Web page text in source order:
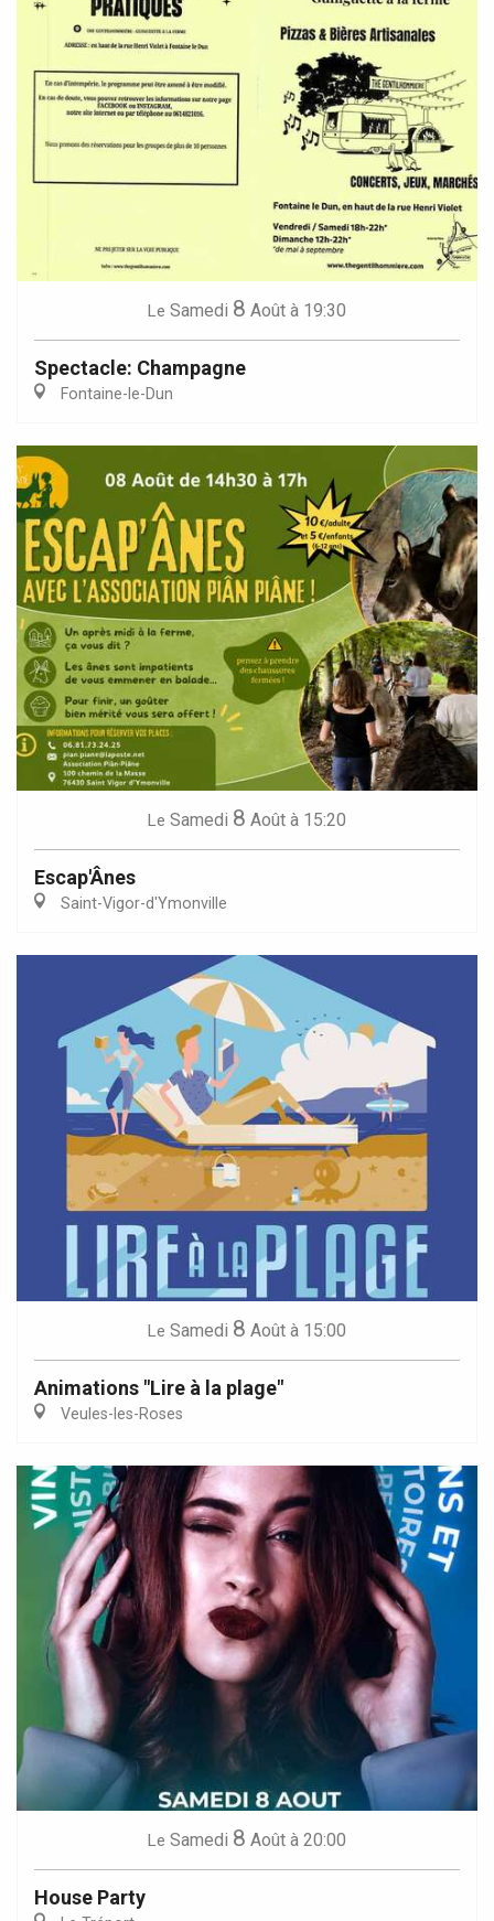
Le Samedi 8 Août à 19:30
Spectacle: Champagne
Fontaine-le-Dun
Le Samedi 8 Août à 15:20
Escap'Ânes
Saint-Vigor-d'Ymonville
Le Samedi 8 Août à 15:00
Animations "Lire à la plage"
Veules-les-Roses
Le Samedi 8 Août à 20:00
House Party